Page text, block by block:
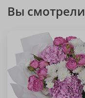
Вы смотрели